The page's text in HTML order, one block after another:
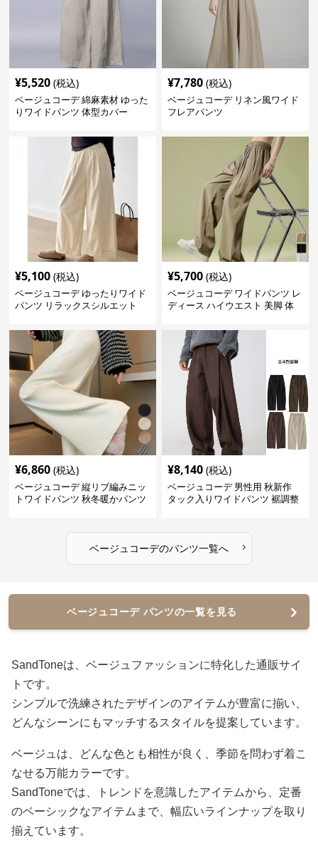
¥5,520 (税込)
ベージュコーデ 綿麻素材 ゆった
りワイドパンツ 体型カバー
¥7,780 (税込)
ベージュコーデ リネン風ワイド
フレアパンツ
¥5,100 (税込)
ベージュコーデ ゆったりワイド
パンツ リラックスシルエット
¥5,700 (税込)
ベージュコーデ ワイドパンツ レ
ディース ハイウエスト 美脚 体
¥6,860 (税込)
ベージュコーデ 縦リブ編みニッ
トワイドパンツ 秋冬暖かパンツ
¥8,140 (税込)
ベージュコーデ 男性用 秋新作
タック入りワイドパンツ 裾調整
ベージュコーデのパンツ一覧へ ›
ベージュコーデ パンツの一覧を見る
SandToneは、ベージュファッションに特化した通販サイ
トです。
シンプルで洗練されたデザインのアイテムが豊富に揃い、
どんなシーンにもマッチするスタイルを提案しています。
ベージュは、どんな色とも相性が良く、季節を問わず着こ
なせる万能カラーです。
SandToneでは、トレンドを意識したアイテムから、定番
のベーシックなアイテムまで、幅広いラインナップを取り
揃えています。